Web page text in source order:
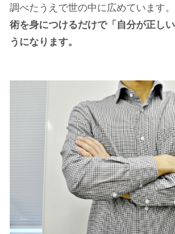
調べたうえで世の中に広めています
術を身につけるだけで「自分が正し
うになります。